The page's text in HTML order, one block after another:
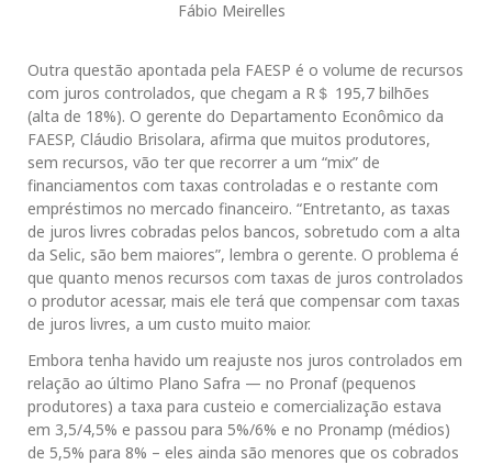
Fábio Meirelles
Outra questão apontada pela FAESP é o volume de recursos
com juros controlados, que chegam a R＄ 195,7 bilhões
(alta de 18%). O gerente do Departamento Econômico da
FAESP, Cláudio Brisolara, afirma que muitos produtores,
sem recursos, vão ter que recorrer a um “mix” de
financiamentos com taxas controladas e o restante com
empréstimos no mercado financeiro. “Entretanto, as taxas
de juros livres cobradas pelos bancos, sobretudo com a alta
da Selic, são bem maiores”, lembra o gerente. O problema é
que quanto menos recursos com taxas de juros controlados
o produtor acessar, mais ele terá que compensar com taxas
de juros livres, a um custo muito maior.
Embora tenha havido um reajuste nos juros controlados em
relação ao último Plano Safra — no Pronaf (pequenos
produtores) a taxa para custeio e comercialização estava
em 3,5/4,5% e passou para 5%/6% e no Pronamp (médios)
de 5,5% para 8% – eles ainda são menores que os cobrados